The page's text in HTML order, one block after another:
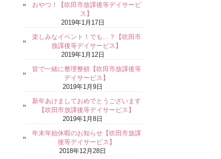
おやつ！【吹田市放課後等デイサービ
ス】
2019年1月17日
楽しみなイベント！でも…？【吹田市
放課後等デイサービス】
2019年1月12日
皆で一緒に整理整頓【吹田市放課後等
デイサービス】
2019年1月9日
新年あけましておめでとうございます
【吹田市放課後等デイサービス】
2019年1月8日
年末年始休暇のお知らせ【吹田市放課
後等デイサービス】
2018年12月28日